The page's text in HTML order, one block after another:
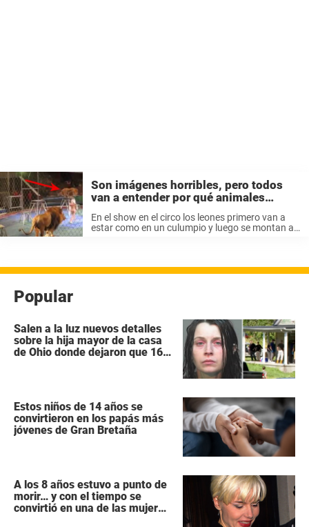
Son imágenes horribles, pero todos
van a entender por qué animales
En el show en el circo los leones primero van a
estar como en un culumpio y luego se montan a
Popular
Salen a la luz nuevos detalles
sobre la hija mayor de la casa
de Ohio donde dejaron que 16
Estos niños de 14 años se
convirtieron en los papás más
jóvenes de Gran Bretaña
A los 8 años estuvo a punto de
morir… y con el tiempo se
convirtió en una de las mujeres